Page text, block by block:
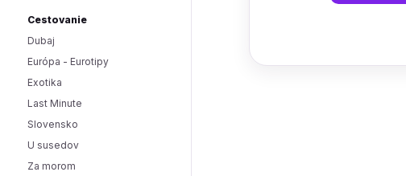
Cestovanie
Dubaj
Európa - Eurotipy
Exotika
Last Minute
Slovensko
U susedov
Za morom